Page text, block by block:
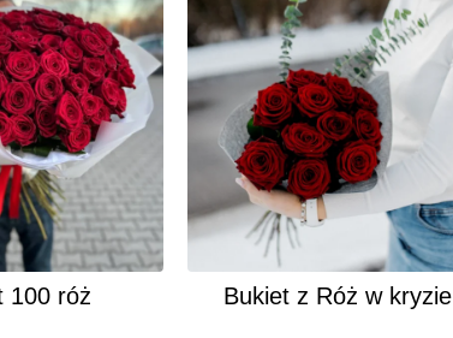
100 róż Bukiet z Róż w kryzie